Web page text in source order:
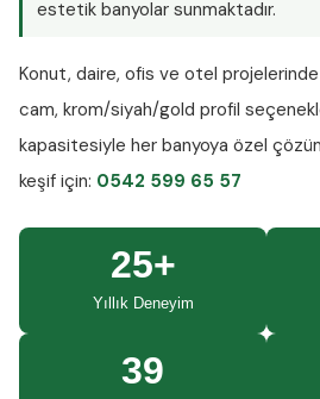
estetik banyolar sunmaktadır.
Konut, daire, ofis ve otel projelerinde
cam, krom/siyah/gold profil
kapasitesiyle her banyoya özel
keşif için: 0542 599 65 57
25+
Yıllık Deneyim
39